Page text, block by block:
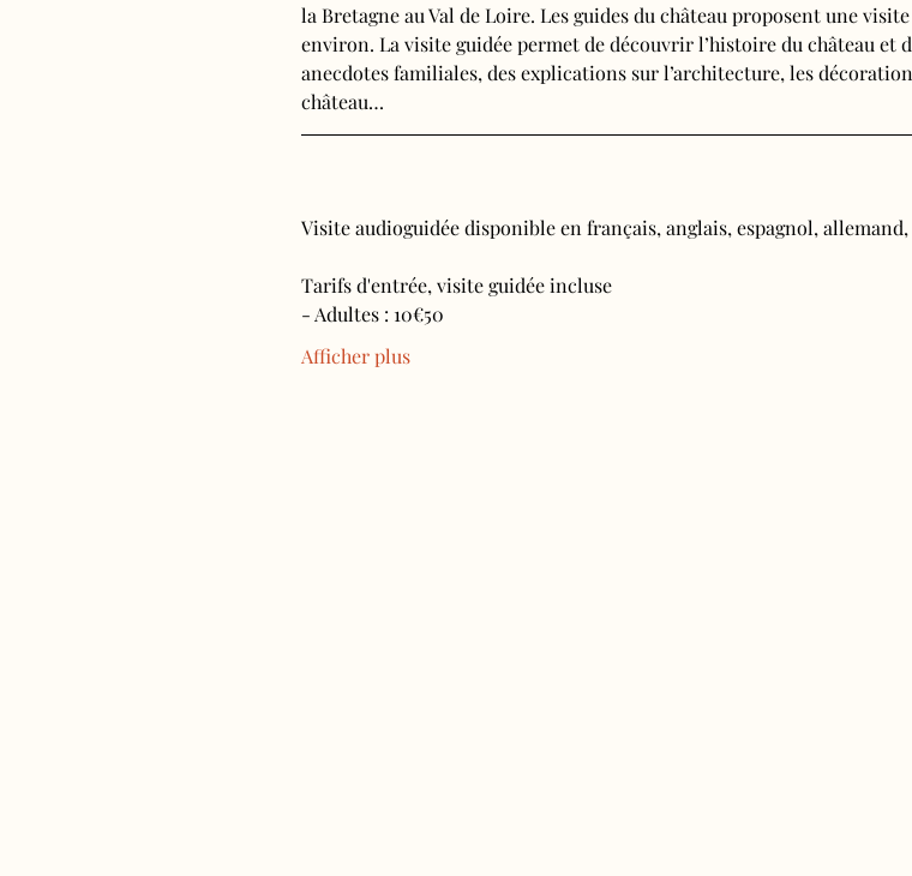
la Bretagne au Val de Loire. Les guides du château proposent une
environ. La visite guidée permet de découvrir l’histoire du château et
anecdotes familiales, des explications sur l’architecture, les
château…
Visite audioguidée disponible en français, anglais, espagnol,
Tarifs d'entrée, visite guidée incluse
- Adultes : 10€50
Afficher plus